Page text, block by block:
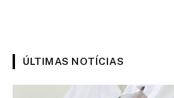
ÚLTIMAS NOTÍCIAS